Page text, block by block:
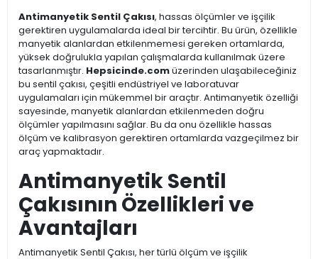
Antimanyetik Sentil Çakısı, hassas ölçümler ve işçilik
gerektiren uygulamalarda ideal bir tercihtir. Bu ürün, özellikle
manyetik alanlardan etkilenmemesi gereken ortamlarda,
yüksek doğrulukla yapılan çalışmalarda kullanılmak üzere
tasarlanmıştır. Hepsicinde.comüzerinden ulaşabileceğiniz
bu sentil çakısı, çeşitli endüstriyel ve laboratuvar
uygulamaları için mükemmel bir araçtır. Antimanyetik özelliği
sayesinde, manyetik alanlardan etkilenmeden doğru
ölçümler yapılmasını sağlar. Bu da onu özellikle hassas
ölçüm ve kalibrasyon gerektiren ortamlarda vazgeçilmez bir
araç yapmaktadır.
Antimanyetik Sentil
Çakısının Özellikleri ve
Avantajları
Antimanyetik Sentil Çakısı, her türlü ölçüm ve işçilik